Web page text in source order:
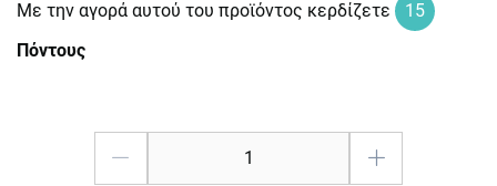
Με την αγορά αυτού του προϊόντος κερδίζετε
15
Πόντους